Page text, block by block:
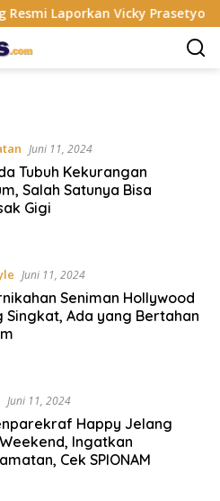
Laporkan Vicky Prasetyo
Juni 11, 2024
Tubuh Kekurangan
Salah Satunya Bisa
Gigi
Juni 11, 2024
Seniman Hollywood
Singkat, Ada yang Bertahan
Juni 11, 2024
Happy Jelang
Ingatkan
Cek SPIONAM